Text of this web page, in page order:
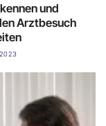
und
Arztbesuch
2023